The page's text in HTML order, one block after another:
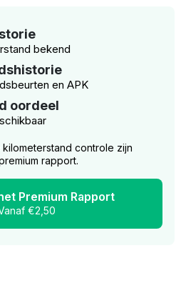
bekend
en APK
oordeel
controle zijn
rapport.
Premium Rapport
€2,50